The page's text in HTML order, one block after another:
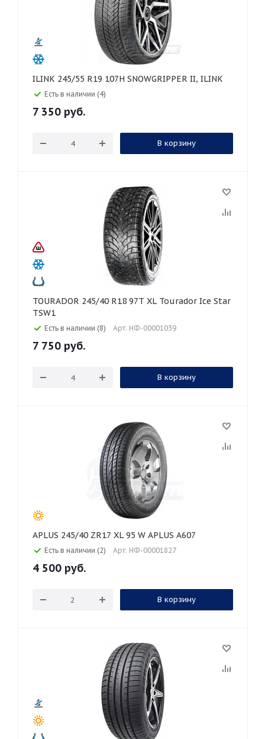
ILINK 245/55 R19 107H SNOWGRIPPER II, ILINK
Есть в наличии (4)
7 350 руб.
В корзину
TOURADOR 245/40 R18 97T XL Tourador Ice Star
TSW1
Есть в наличии (8) Арт: НФ-00001039
7 750 руб.
В корзину
APLUS 245/40 ZR17 XL 95 W APLUS A607
Есть в наличии (2) Арт: НФ-00001827
4 500 руб.
В корзину